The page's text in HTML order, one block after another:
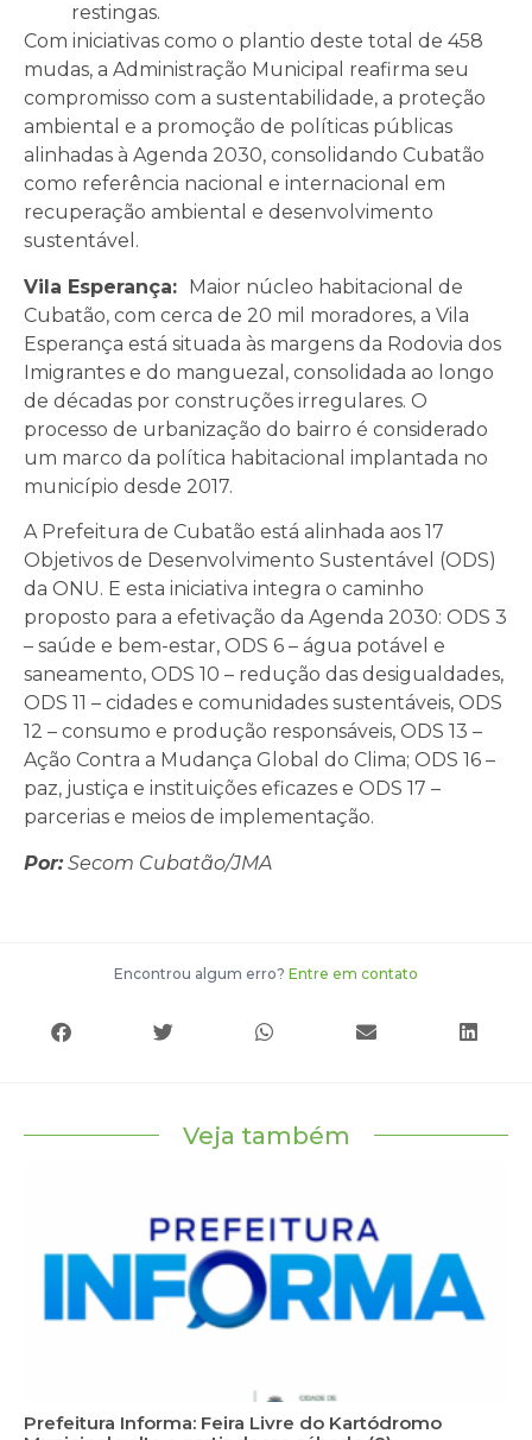
restingas.
Com iniciativas como o plantio deste total de 458
mudas, a Administração Municipal reafirma seu
compromisso com a sustentabilidade, a proteção
ambiental e a promoção de políticas públicas
alinhadas à Agenda 2030, consolidando Cubatão
como referência nacional e internacional em
recuperação ambiental e desenvolvimento
sustentável.
Vila Esperança: Maior núcleo habitacional de
Cubatão, com cerca de 20 mil moradores, a Vila
Esperança está situada às margens da Rodovia dos
Imigrantes e do manguezal, consolidada ao longo
de décadas por construções irregulares. O
processo de urbanização do bairro é considerado
um marco da política habitacional implantada no
município desde 2017.
A Prefeitura de Cubatão está alinhada aos 17
Objetivos de Desenvolvimento Sustentável (ODS)
da ONU. E esta iniciativa integra o caminho
proposto para a efetivação da Agenda 2030: ODS 3
– saúde e bem-estar, ODS 6 – água potável e
saneamento, ODS 10 – redução das desigualdades,
ODS 11 – cidades e comunidades sustentáveis, ODS
12 – consumo e produção responsáveis, ODS 13 –
Ação Contra a Mudança Global do Clima; ODS 16 –
paz, justiça e instituições eficazes e ODS 17 –
parcerias e meios de implementação.
Por:Secom Cubatão/JMA
Encontrou algum erro? Entre em contato
Veja também
Prefeitura Informa: Feira Livre do Kartódromo